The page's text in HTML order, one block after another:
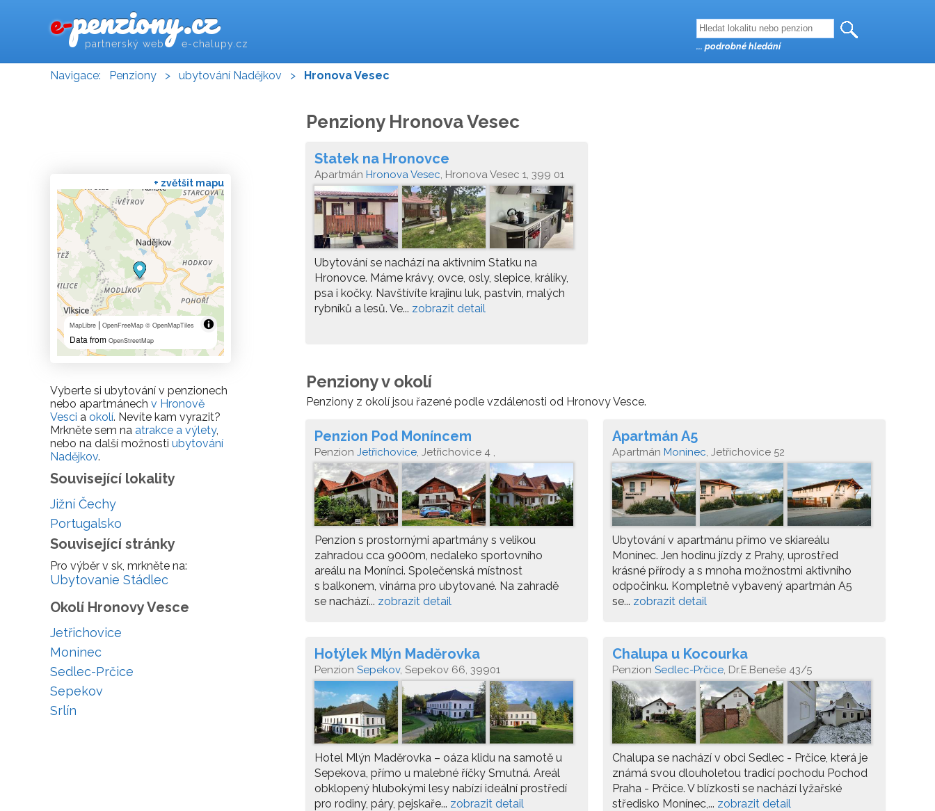
e-penziony.cz
partnerský web e-chalupy.cz
Navigace: Penziony > ubytování Nadějkov > Hronova Vesec
Penziony Hronova Vesec
Statek na Hronovce
Apartmán Hronova Vesec, Hronova Vesec 1, 399 01
Nadějkov
Ubytování se nachází na aktivním Statku na
Hronovce. Máme krávy, ovce, osly, slepice, králíky,
psa i kočky. Navštívíte krajinu luk, pastvin, malých
rybníků a lesů. Ve... zobrazit detail
Penziony v okolí
Penziony z okolí jsou řazené podle vzdálenosti od Hronovy Vesce.
Penzion Pod Moníncem
Penzion Jetřichovice, Jetřichovice 4 ,
Penzion s prostornými apartmány s velikou
zahradou cca 9000m, nedaleko sportovního
areálu na Monínci. Společenská místnost
s balkonem, vinárna pro ubytované. Na zahradě
se nachází... zobrazit detail
Apartmán A5
Apartmán Moninec, Jetřichovice 52
Ubytování v apartmánu přímo ve skiareálu
Monínec. Jen hodinu jízdy z Prahy, uprostřed
krásné přírody a s mnoha možnostmi aktivního
odpočinku. Kompletně vybavený apartmán A5
se... zobrazit detail
Hotýlek Mlýn Maděrovka
Penzion Sepekov, Sepekov 66, 39901
Hotel Mlýn Maděrovka – oáza klidu na samotě u
Sepekova, přímo u malebné říčky Smutná. Areál
obklopený hlubokými lesy nabízí ideální prostředí
pro rodiny, páry, pejskaře... zobrazit detail
Chalupa u Kocourka
Penzion Sedlec-Prčice, Dr.E.Beneše 43/5
Chalupa se nachází v obci Sedlec - Prčice, která je
známá svou dlouholetou tradicí pochodu Pochod
Praha - Prčice. V blízkosti se nachází lyžařské
středisko Monínec,... zobrazit detail
+ zvětšit mapu
MapLibre | OpenFreeMap © OpenMapTiles
Data from OpenStreetMap
Vyberte si ubytování v penzionech
nebo apartmánech v Hronově
Vesci a okolí. Nevíte kam vyrazit?
Mrkněte sem na atrakce a výlety,
nebo na další možnosti ubytování
Nadějkov.
Související lokality
Jižní Čechy
Portugalsko
Související stránky
Pro výběr v sk, mrkněte na:
Ubytovanie Stádlec
Okolí Hronovy Vesce
Jetřichovice
Moninec
Sedlec-Prčice
Sepekov
Srlín
... podrobné hledání